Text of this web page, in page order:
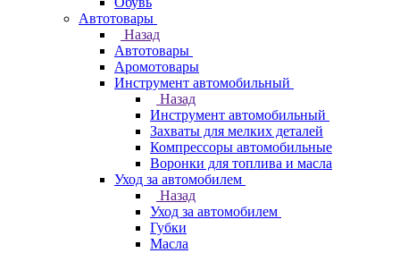
Автотовары
Назад
Автотовары
Аромотовары
Инструмент автомобильный
Назад
Инструмент автомобильный
Захваты для мелких деталей
Компрессоры автомобильные
Воронки для топлива и масла
Уход за автомобилем
Назад
Уход за автомобилем
Губки
Масла